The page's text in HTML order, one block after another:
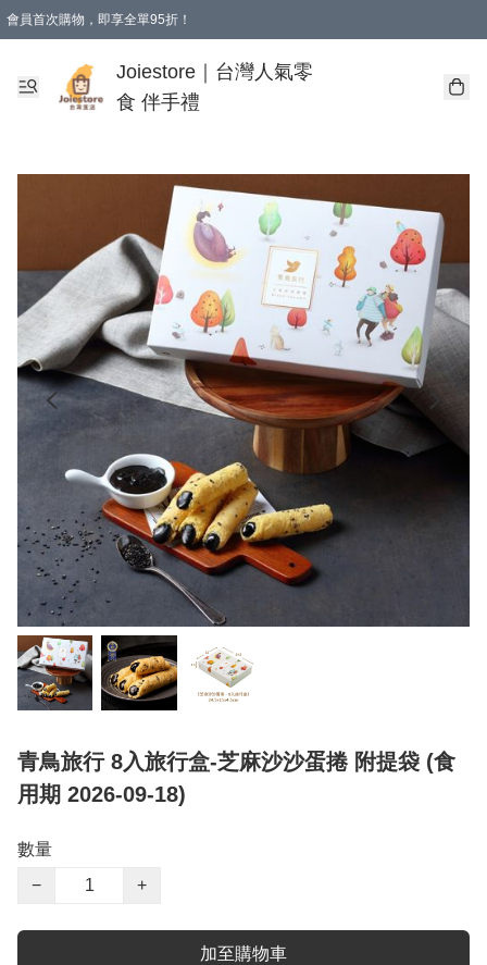
會員首次購物，即享全單95折！
購物滿 HKD 350.00即享免運費優惠！（適用於 本地送貨、本地取貨 )
Joiestore｜台灣人氣零
食 伴手禮
青鳥旅行 8入旅行盒-芝麻沙沙蛋捲 附提袋 (食
用期 2026-09-18)
數量
−
+
加至購物車